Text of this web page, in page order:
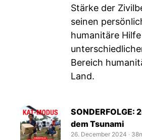
Stärke der
seinen
humanitäre
Bereich
Land.
SONDERFOLGE:
dem Tsunami
26. December 2024 ‧